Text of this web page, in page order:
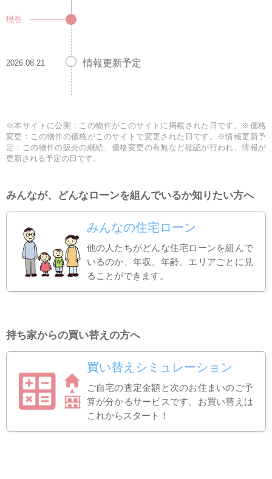
現在
2026.08.21 情報更新予定
※本サイトに公開：この物件がこのサイトに掲載された日です。※価格
変更：この物件の価格がこのサイトで変更された日です。※情報更新予
定：この物件の販売の継続、価格変更の有無など確認が行われ、情報が
更新される予定の日です。
みんなが、どんなローンを組んでいるか知りたい方へ
みんなの住宅ローン
他の人たちがどんな住宅ローンを組んで
いるのか、年収、年齢、エリアごとに見
ることができます。
持ち家からの買い替えの方へ
買い替えシミュレーション
ご自宅の査定金額と次のお住まいのご予
算が分かるサービスです。お買い替えは
これからスタート！